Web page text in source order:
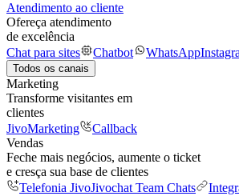
Atendimento ao cliente
Ofereça atendimento
de excelência
Chat para sites
Chatbot WhatsApp
Todos os canais
Marketing
Transforme visitantes em
clientes
JivoMarketing
Callback
Vendas
Feche mais negócios, aumente o ticket
e cresça sua base de clientes
Telefonia JivoJivochat Team Chats